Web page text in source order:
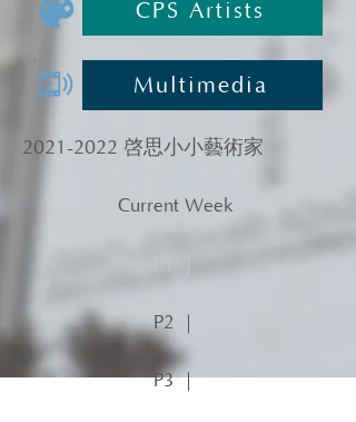
CPS Artists
Multimedia
2021-2022 啓思小小藝術家
Current Week
P2 ｜
P3 ｜